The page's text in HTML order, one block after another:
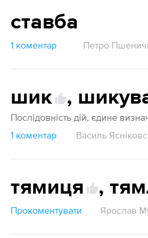
ставба
1 коментар Петро
шик ,
Послідовність дій, єдине
1 коментар
Василь
тямиця ,
Прокоментувати Ярослав